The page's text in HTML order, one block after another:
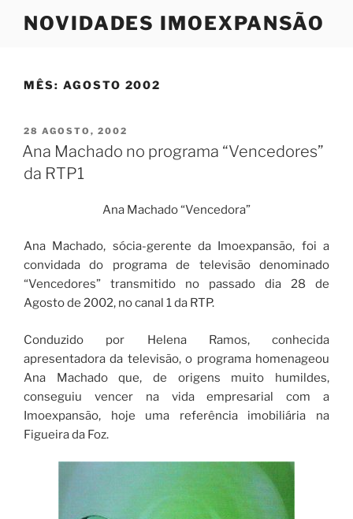
NOVIDADES IMOEXPANSÃO
MÊS: AGOSTO 2002
PUBLICADO
EM
28 AGOSTO, 2002
Ana Machado no programa “Vencedores”
da RTP1
Ana Machado “Vencedora”
Ana Machado, sócia-gerente da Imoexpansão, foi a
convidada do programa de televisão denominado
“Vencedores” transmitido no passado dia 28 de
Agosto de 2002, no canal 1 da RTP.
Conduzido por Helena Ramos, conhecida
apresentadora da televisão, o programa homenageou
Ana Machado que, de origens muito humildes,
conseguiu vencer na vida empresarial com a
Imoexpansão, hoje uma referência imobiliária na
Figueira da Foz.